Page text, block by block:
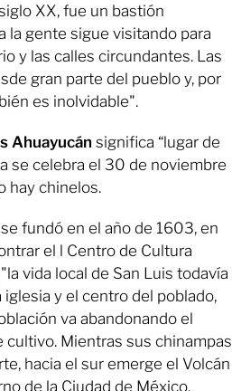
XX, fue un bastión
la gente sigue visitando para
y las calles circundantes. Las
gran parte del pueblo y, por
es inolvidable".
Ahuayucán significa “lugar de
se celebra el 30 de noviembre
hay chinelos.
se fundó en el año de 1603, en
el l Centro de Cultura
vida local de San Luis todavía
y el centro del poblado,
va abandonando el
cultivo. Mientras sus chinampas
hacia el sur emerge el Volcán
de la Ciudad de México.